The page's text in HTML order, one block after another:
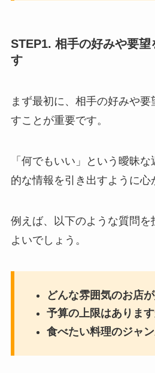
STEP1. 相手の好みや要望
す
まず最初に、相手の好みや
すことが重要です。
「何でもいい」という曖昧
的な情報を引き出すように心
例えば、以下のような質問を
よいでしょう。
どんな雰囲気のお店
予算の上限はあります
食べたい料理のジャ